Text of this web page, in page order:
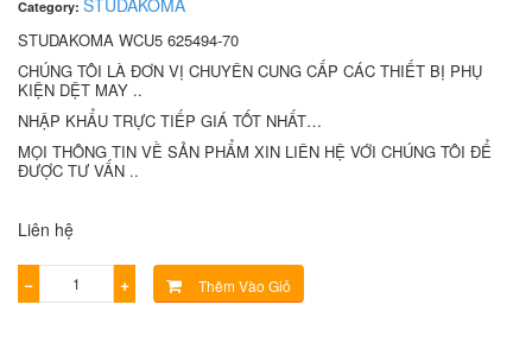
Category: STUDAKOMA
STUDAKOMA WCU5 625494-70
CHÚNG TÔI LÀ ĐƠN VỊ CHUYÊN CUNG CẤP CÁC THIẾT BỊ PHỤ
KIỆN DỆT MAY ..
NHẬP KHẨU TRỰC TIẾP GIÁ TỐT NHẤT…
MỌI THÔNG TIN VỀ SẢN PHẨM XIN LIÊN HỆ VỚI CHÚNG TÔI ĐỂ
ĐƯỢC TƯ VẤN ..
Liên hệ
− + Thêm Vào Giỏ